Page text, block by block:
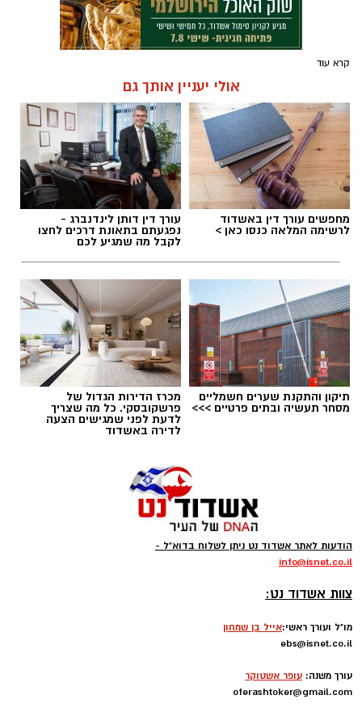
קרא עוד
אולי יעניין אותך גם
מחפשים עורך דין באשדוד
לרשימה המלאה כנסו כאן >
עורך דין דותן לינדנברג -
נפגעתם בתאונת דרכים לחצו
לקבל מה שמגיע לכם
תיקון והתקנת שערים חשמליים
מסחר תעשיה ובתים פרטיים >>>
מכרז הדירות הגדול של
פרשקובסקי. כל מה שצריך
לדעת לפני שמגישים הצעה
לדירה באשדוד
הודעות לאתר אשדוד נט ניתן לשלוח בדוא"ל -
info@isnet.co.il
צוות אשדוד נט:
מו"ל ועורך ראשי:אייל בן שמחון
ebs@isnet.co.il
עורך משנה: עופר אשטוקר
oferashtoker@gmail.com